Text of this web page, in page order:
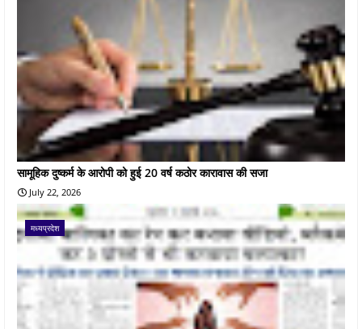
सामूहिक दुष्कर्म के आरोपी को हुई 20 वर्ष कठोर कारावास की सजा
July 22, 2026
मध्यप्रदेश